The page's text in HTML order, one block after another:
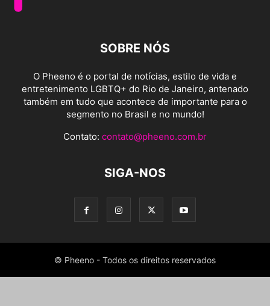
SOBRE NÓS
O Pheeno é o portal de notícias, estilo de vida e
entretenimento LGBTQ+ do Rio de Janeiro, antenado
também em tudo que acontece de importante para o
segmento no Brasil e no mundo!
Contato: contato@pheeno.com.br
SIGA-NOS
© Pheeno - Todos os direitos reservados